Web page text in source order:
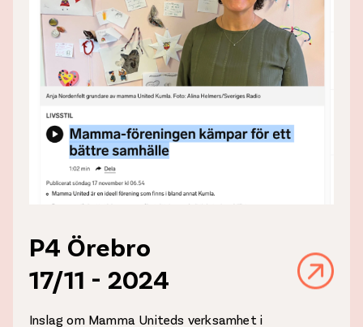
P4 Örebro
17/11 - 2024
Inslag om Mamma Uniteds verksamhet i